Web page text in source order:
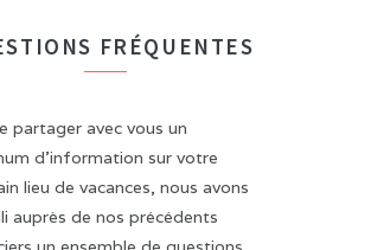
FRÉQUENTES
partager avec vous un
d'information sur votre
lieu de vacances, nous avons
auprès de nos précédents